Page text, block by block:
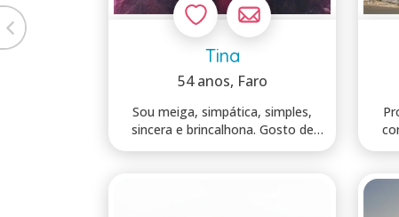
Tina
54 anos, Faro
Sou meiga, simpática, simples,
sincera e brincalhona. Gosto de